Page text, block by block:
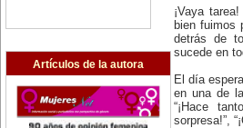
Artículos de la autora
¡Vaya
bien fuimos
detrás de
sucede en
El día
en una de
“¡Hace
sorpresa!”,